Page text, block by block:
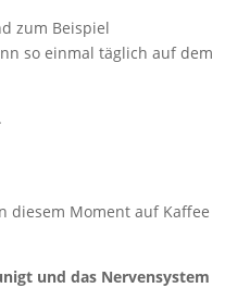
zum Beispiel
so einmal täglich auf dem
diesem Moment auf Kaffee
und das Nervensystem